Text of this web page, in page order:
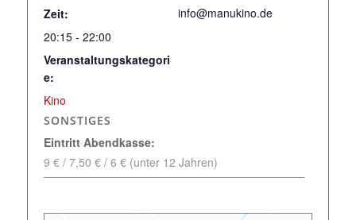
Zeit:
20:15 - 22:00
Veranstaltungskategori
e:
Kino
info@manukino.de
SONSTIGES
Eintritt Abendkasse:
9 € / 7,50 € / 6 € (unter 12 Jahren)